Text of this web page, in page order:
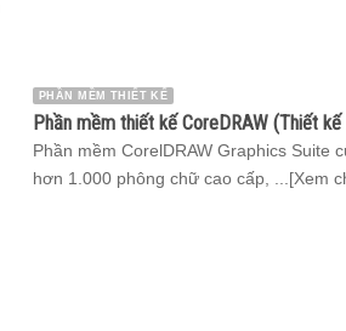
PHẦN MỀM THIẾT KẾ
Phần mềm thiết kế CoreDRAW (Thiết kế
Phần mềm CorelDRAW Graphics Suite
hơn 1.000 phông chữ cao cấp, ...[Xem